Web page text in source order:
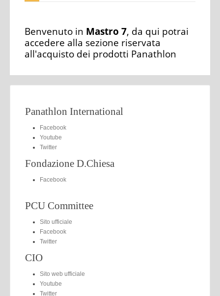
Benvenuto in Mastro 7, da qui potrai
accedere alla sezione riservata
all'acquisto dei prodotti Panathlon
Panathlon International
Facebook
Youtube
Twitter
Fondazione D.Chiesa
Facebook
PCU Committee
Sito ufficiale
Facebook
Twitter
CIO
Sito web ufficiale
Youtube
Twitter